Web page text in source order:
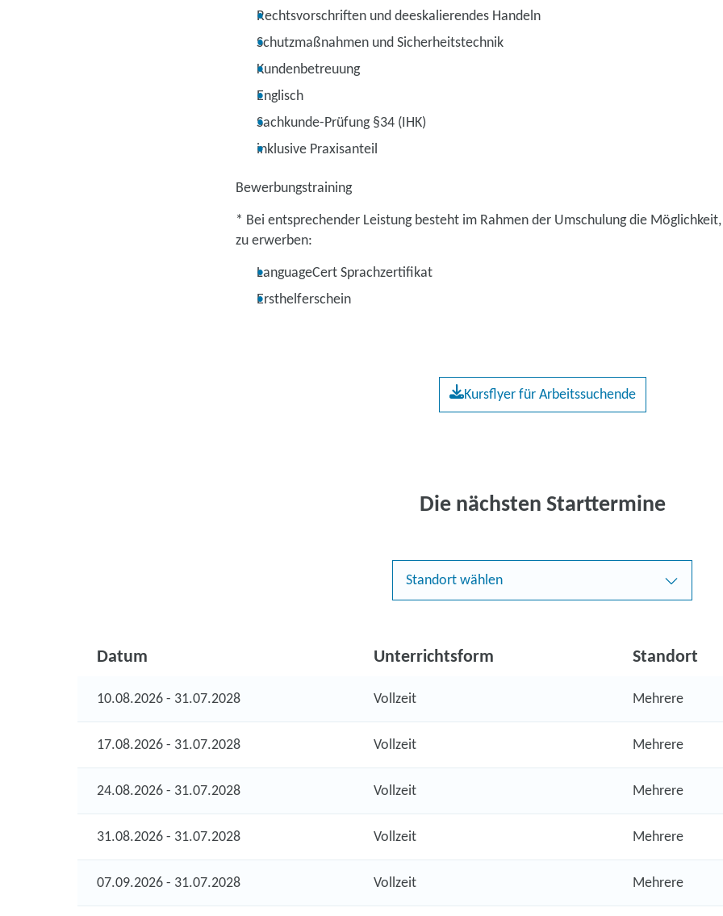
Rechtsvorschriften und deeskalierendes Handeln
Schutzmaßnahmen und Sicherheitstechnik
Kundenbetreuung
Englisch
Sachkunde-Prüfung §34 (IHK)
inklusive Praxisanteil
Bewerbungstraining
* Bei entsprechender Leistung besteht im Rahmen der Umschulung die
zu erwerben:
LanguageCert Sprachzertifikat
Ersthelferschein
Kursflyer für Arbeitssuchende
Die nächsten Starttermine
Standort wählen
Datum Unterrichtsform Standort
10.08.2026 - 31.07.2028 Vollzeit Mehrere
17.08.2026 - 31.07.2028 Vollzeit Mehrere
24.08.2026 - 31.07.2028 Vollzeit Mehrere
31.08.2026 - 31.07.2028 Vollzeit Mehrere
07.09.2026 - 31.07.2028 Vollzeit Mehrere